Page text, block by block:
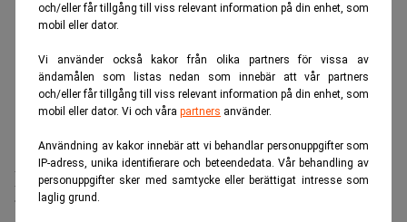
och/eller får tillgång till viss relevant information på din enhet, som
mobil eller dator.
Vi använder också kakor från olika partners för vissa av
ändamålen som listas nedan som innebär att vår partners
och/eller får tillgång till viss relevant information på din enhet, som
mobil eller dator. Vi och våra partners använder.
Användning av kakor innebär att vi behandlar personuppgifter som
IP-adress, unika identifierare och beteendedata. Vår behandling av
personuppgifter sker med samtycke eller berättigat intresse som
laglig grund.
Realtid.se Börs & finans
Kina slopar viktigt jobbmål – går mot
bistrare tider